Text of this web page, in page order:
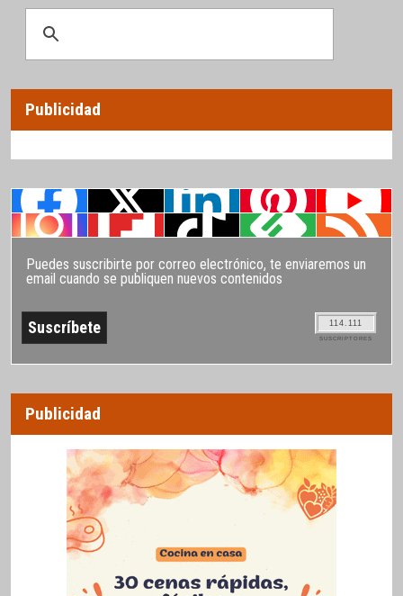
Publicidad
Puedes suscribirte por correo electrónico, te enviaremos un
email cuando se publiquen nuevos contenidos
114.111
SUSCRIPTORES
Publicidad